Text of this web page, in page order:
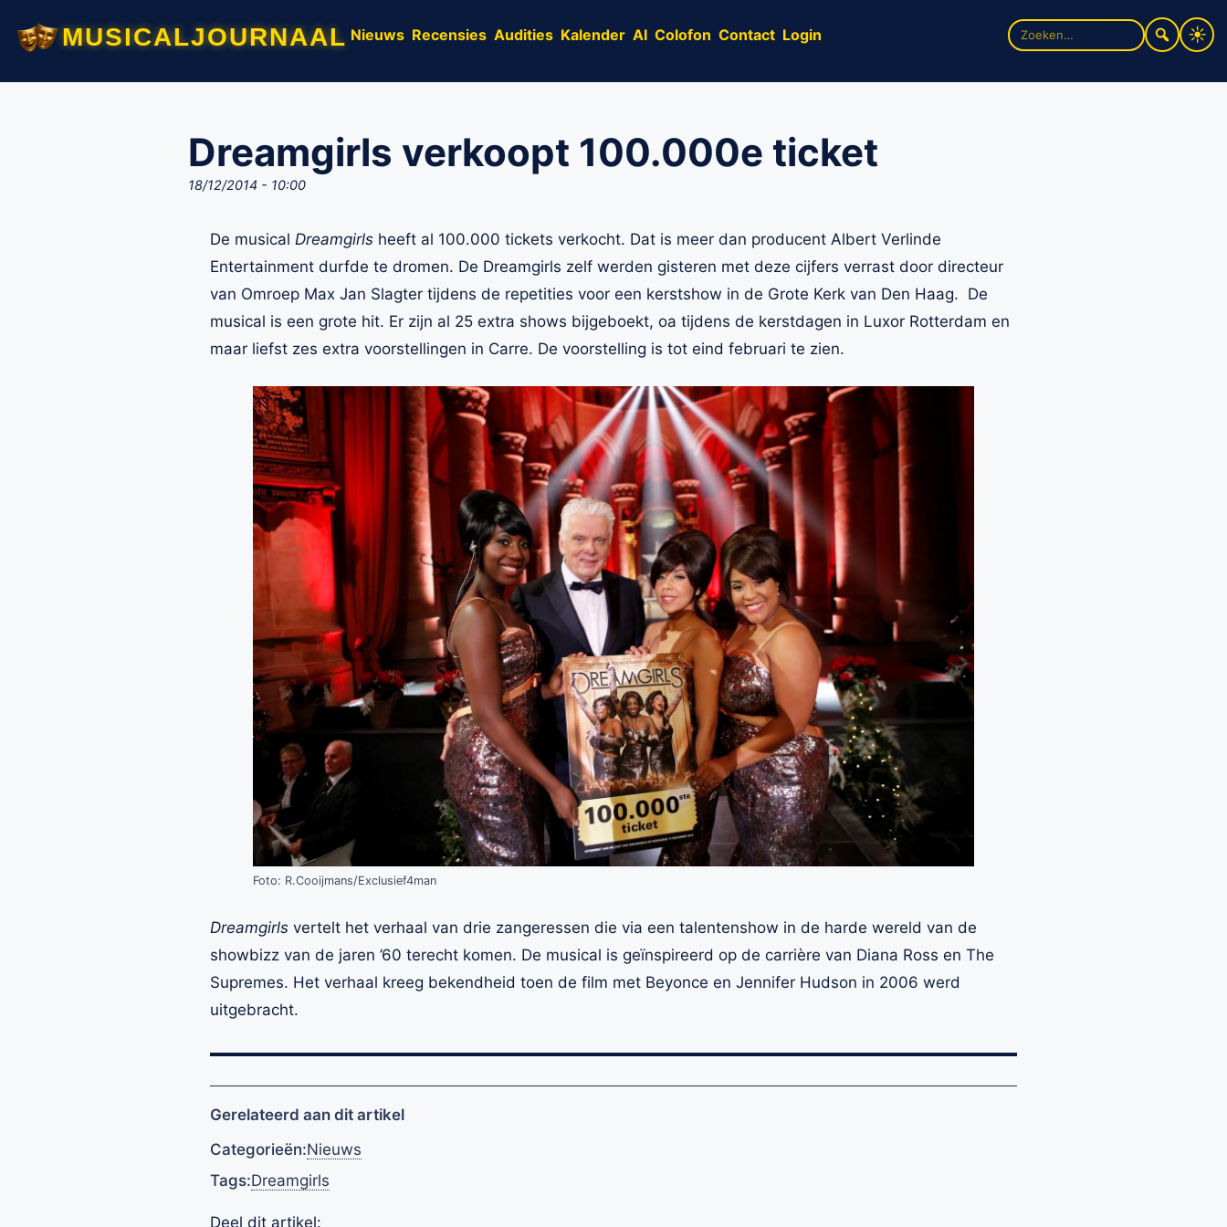
musicaljournaal Nieuws Recensies Audities Kalender AI Colofon Contact Login
Zoek
naar:
Dreamgirls verkoopt 100.000e ticket
18/12/2014 - 10:00
De musical Dreamgirls heeft al 100.000 tickets verkocht. Dat is meer dan producent Albert Verlinde
Entertainment durfde te dromen. De Dreamgirls zelf werden gisteren met deze cijfers verrast door directeur
van Omroep Max Jan Slagter tijdens de repetities voor een kerstshow in de Grote Kerk van Den Haag. De
musical is een grote hit. Er zijn al 25 extra shows bijgeboekt, oa tijdens de kerstdagen in Luxor Rotterdam en
maar liefst zes extra voorstellingen in Carre. De voorstelling is tot eind februari te zien.
Foto: R.Cooijmans/Exclusief4man
Dreamgirls vertelt het verhaal van drie zangeressen die via een talentenshow in de harde wereld van de
showbizz van de jaren ’60 terecht komen. De musical is geïnspireerd op de carrière van Diana Ross en The
Supremes. Het verhaal kreeg bekendheid toen de film met Beyonce en Jennifer Hudson in 2006 werd
uitgebracht.
Gerelateerd aan dit artikel
Categorieën:Nieuws
Tags:Dreamgirls
Deel dit artikel: